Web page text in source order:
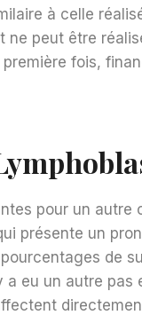
à celle
ne peut être
fois,
pour un autre
présente un
de
eu un autre pas